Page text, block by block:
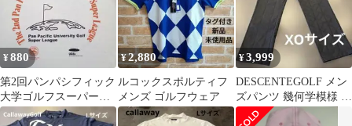
¥880
第2回パンパシフィック
大学ゴルフスーパーリ
ーグ Tシャツ
¥2,880
ルコックスポルティフ
メンズ ゴルフウェア
¥3,999
DESCENTEGOLF メン
ズパンツ 幾何学模様 黒
ブラックXOサイズ